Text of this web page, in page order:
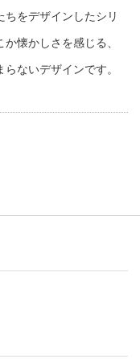
ちをデザインしたシリ
懐かしさを感じる、
ないデザインです。